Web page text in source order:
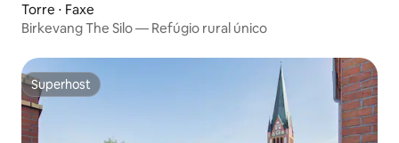
Torre ⋅ Faxe
Birkevang The Silo — Refúgio rural único
Superhost
Superhost